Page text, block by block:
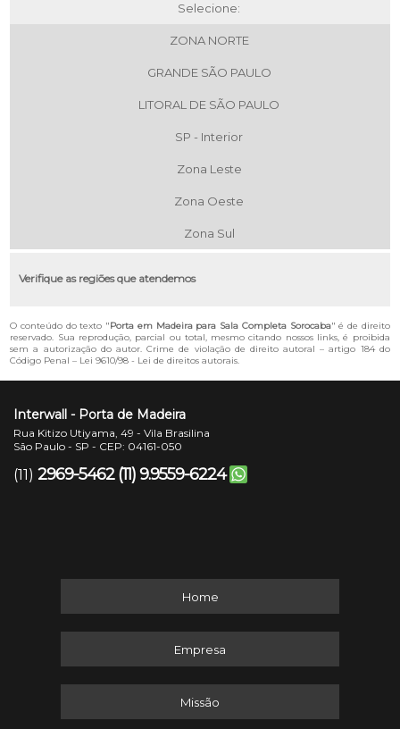
Selecione:
ZONA NORTE
GRANDE SÃO PAULO
LITORAL DE SÃO PAULO
SP - Interior
Zona Leste
Zona Oeste
Zona Sul
Verifique as regiões que atendemos
O conteúdo do texto "Porta em Madeira para Sala Completa Sorocaba" é de direito
reservado. Sua reprodução, parcial ou total, mesmo citando nossos links, é proibida
sem a autorização do autor. Crime de violação de direito autoral – artigo 184 do
Código Penal – Lei 9610/98 - Lei de direitos autorais.
Interwall - Porta de Madeira
Rua Kitizo Utiyama, 49 - Vila Brasilina
São Paulo - SP - CEP: 04161-050
(11) 2969-5462 (11) 9.9559-6224
Home
Empresa
Missão